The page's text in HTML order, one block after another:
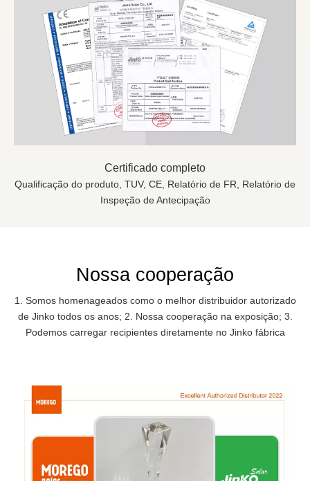
Certificado completo
Qualificação do produto, TUV, CE, Relatório de FR, Relatório de
Inspeção de Antecipação
Nossa cooperação
1. Somos homenageados como o melhor distribuidor autorizado
de Jinko todos os anos; 2. Nossa cooperação na exposição; 3.
Podemos carregar recipientes diretamente no Jinko fábrica